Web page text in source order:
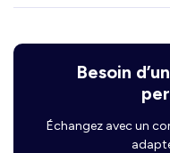
Besoin
Échangez avec un